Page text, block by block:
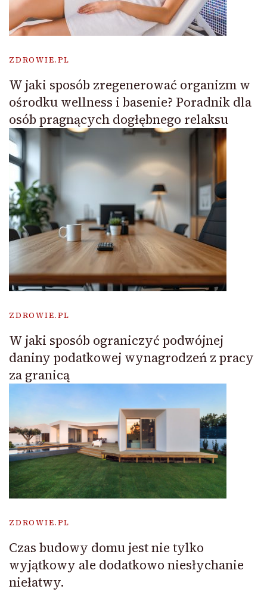
ZDROWIE.PL
W jaki sposób zregenerować organizm w
ośrodku wellness i basenie? Poradnik dla
osób pragnących dogłębnego relaksu
ZDROWIE.PL
W jaki sposób ograniczyć podwójnej
daniny podatkowej wynagrodzeń z pracy
za granicą
ZDROWIE.PL
Czas budowy domu jest nie tylko
wyjątkowy ale dodatkowo niesłychanie
niełatwy.